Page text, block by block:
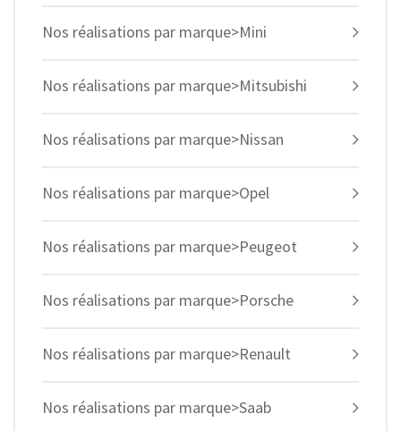
Nos réalisations par marque>Mini
Nos réalisations par marque>Mitsubishi
Nos réalisations par marque>Nissan
Nos réalisations par marque>Opel
Nos réalisations par marque>Peugeot
Nos réalisations par marque>Porsche
Nos réalisations par marque>Renault
Nos réalisations par marque>Saab